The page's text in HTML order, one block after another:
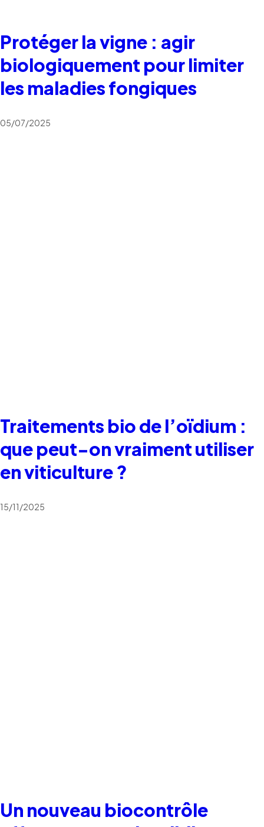
Protéger la vigne : agir
biologiquement pour limiter
les maladies fongiques
05/07/2025
Traitements bio de l’oïdium :
que peut-on vraiment utiliser
en viticulture ?
15/11/2025
Un nouveau biocontrôle